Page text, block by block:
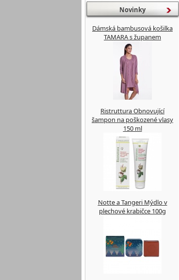
Novinky
Dámská bambusová košilka
TAMARA s županem
Ristruttura Obnovující
šampon na poškozené vlasy
150 ml
Notte a Tangeri Mýdlo v
plechové krabičce 100g